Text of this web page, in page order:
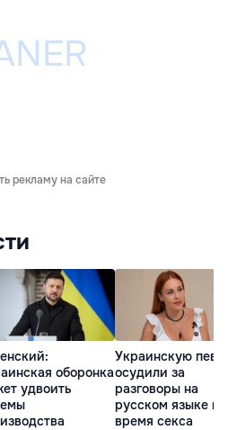
рекламу на сайте
оборонка
удвоить
Украинскую
осудили за
разговоры на
русском языке во
время секса